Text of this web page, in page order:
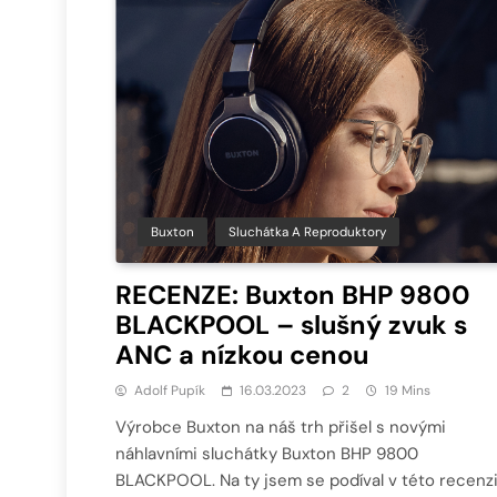
Buxton Sluchátka A Reproduktory
RECENZE: Buxton BHP 9800
BLACKPOOL – slušný zvuk s
ANC a nízkou cenou
Adolf Pupík 16.03.2023 2 19 Mins
Výrobce Buxton na náš trh přišel s novými
náhlavními sluchátky Buxton BHP 9800
BLACKPOOL. Na ty jsem se podíval v této